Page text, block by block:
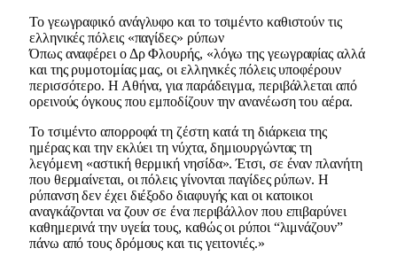
Το γεωγραφικό ανάγλυφο και το τσιμέντο καθιστούν τις
ελληνικές πόλεις «παγίδες» ρύπων
Όπως αναφέρει ο Δρ Φλουρής, «λόγω της γεωγραφίας αλλά
και της ρυμοτομίας μας, οι ελληνικές πόλεις υποφέρουν
περισσότερο. Η Αθήνα, για παράδειγμα, περιβάλλεται από
ορεινούς όγκους που εμποδίζουν την ανανέωση του αέρα.
Το τσιμέντο απορροφά τη ζέστη κατά τη διάρκεια της
ημέρας και την εκλύει τη νύχτα, δημιουργώντας τη
λεγόμενη «αστική θερμική νησίδα». Έτσι, σε έναν πλανήτη
που θερμαίνεται, οι πόλεις γίνονται παγίδες ρύπων. Η
ρύπανση δεν έχει διέξοδο διαφυγής και οι κατοικοι
αναγκάζονται να ζουν σε ένα περιβάλλον που επιβαρύνει
καθημερινά την υγεία τους, καθώς οι ρύποι “λιμνάζουν”
πάνω από τους δρόμους και τις γειτονιές.»